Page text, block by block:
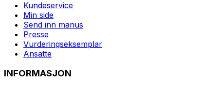
Kundeservice
Min side
Send inn manus
Presse
Vurderingseksemplar
Ansatte
INFORMASJON